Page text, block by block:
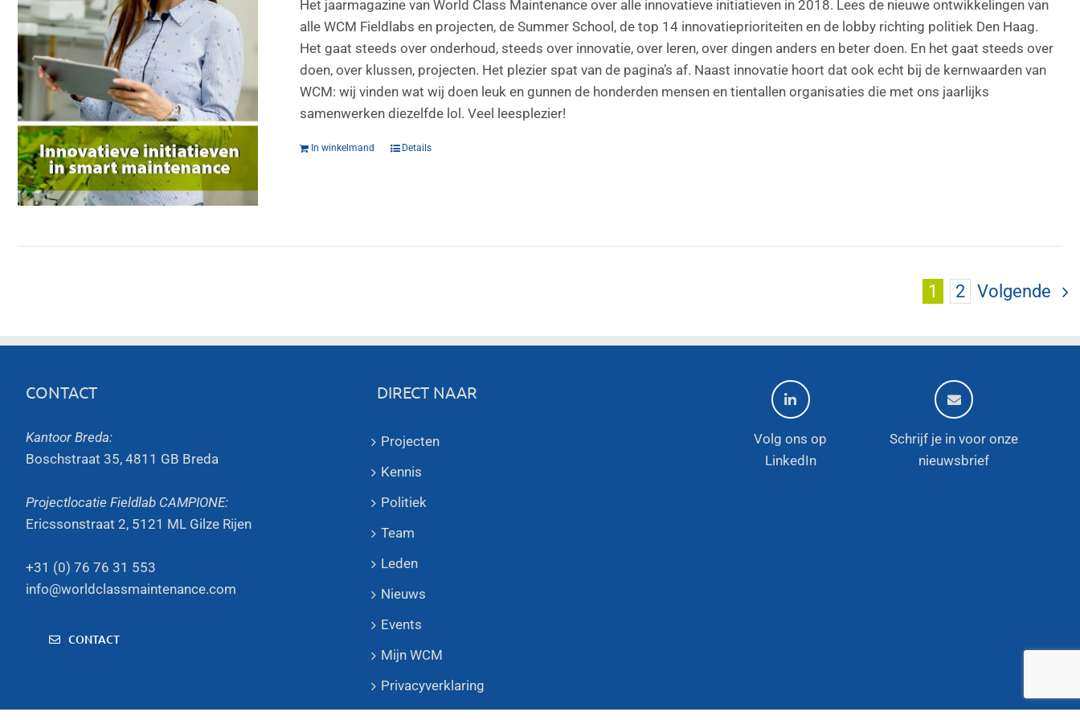
Het jaarmagazine van World Class Maintenance over alle innovatieve initiatieven in 2018. Lees de nieuwe ontwikkelingen van
alle WCM Fieldlabs en projecten, de Summer School, de top 14 innovatieprioriteiten en de lobby richting politiek Den Haag.
Het gaat steeds over onderhoud, steeds over innovatie, over leren, over dingen anders en beter doen. En het gaat steeds over
doen, over klussen, projecten. Het plezier spat van de pagina’s af. Naast innovatie hoort dat ook echt bij de kernwaarden van
WCM: wij vinden wat wij doen leuk en gunnen de honderden mensen en tientallen organisaties die met ons jaarlijks
samenwerken diezelfde lol. Veel leesplezier!
In winkelmand Details
1 2 Volgende
CONTACT
Kantoor Breda:
Boschstraat 35, 4811 GB Breda
Projectlocatie Fieldlab CAMPIONE:
Ericssonstraat 2, 5121 ML Gilze Rijen
+31 (0) 76 76 31 553
info@worldclassmaintenance.com
CONTACT
DIRECT NAAR
Projecten
Kennis
Politiek
Team
Leden
Nieuws
Events
Mijn WCM
Privacyverklaring
Volg ons op
LinkedIn
Schrijf je in voor onze
nieuwsbrief